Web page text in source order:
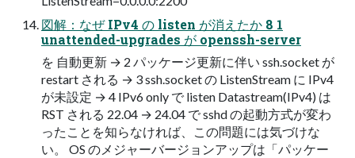
図解：なぜ IPv4 の listen が消えたか 8 1
unattended-upgrades が openssh-server
を 自動更新 → 2 パッケージ更新に伴い ssh.socket が
restart される → 3 ssh.socket の ListenStream に IPv4
が未設定 → 4 IPv6 only で listen Datastream(IPv4) は
RST される 22.04 → 24.04 で sshd の起動方式が変わ
ったことを知らなければ、この問題には気づけな
い。 OS のメジャーバージョンアップは「パッケー